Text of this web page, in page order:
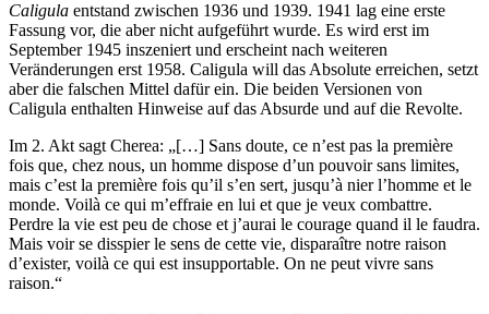
Caligula entstand zwischen 1936 und 1939. 1941 lag eine erste
Fassung vor, die aber nicht aufgeführt wurde. Es wird erst im
September 1945 inszeniert und erscheint nach weiteren
Veränderungen erst 1958. Caligula will das Absolute erreichen, setzt
aber die falschen Mittel dafür ein. Die beiden Versionen von
Caligula enthalten Hinweise auf das Absurde und auf die Revolte.
Im 2. Akt sagt Cherea: „[…] Sans doute, ce n’est pas la première
fois que, chez nous, un homme dispose d’un pouvoir sans limites,
mais c’est la première fois qu’il s’en sert, jusqu’à nier l’homme et le
monde. Voilà ce qui m’effraie en lui et que je veux combattre.
Perdre la vie est peu de chose et j’aurai le courage quand il le faudra.
Mais voir se disspier le sens de cette vie, disparaître notre raison
d’exister, voilà ce qui est insupportable. On ne peut vivre sans
raison.“